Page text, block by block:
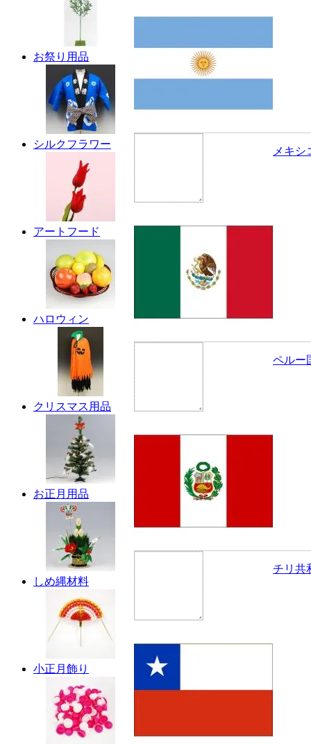
お祭り用品
シルクフラワー
アートフード
ハロウィン
クリスマス用品
お正月用品
しめ縄材料
小正月飾り
メキシ
ペルー
チリ共